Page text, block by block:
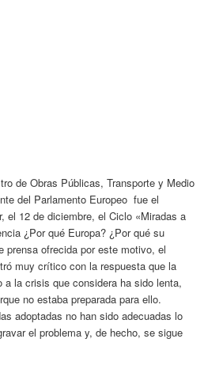
de Obras Públicas, Transporte y Medio
del Parlamento Europeo fue el
el 12 de diciembre, el Ciclo «Miradas a
¿Por qué Europa? ¿Por qué su
prensa ofrecida por este motivo, el
muy crítico con la respuesta que la
a la crisis que considera ha sido lenta,
no estaba preparada para ello.
adoptadas no han sido adecuadas lo
el problema y, de hecho, se sigue